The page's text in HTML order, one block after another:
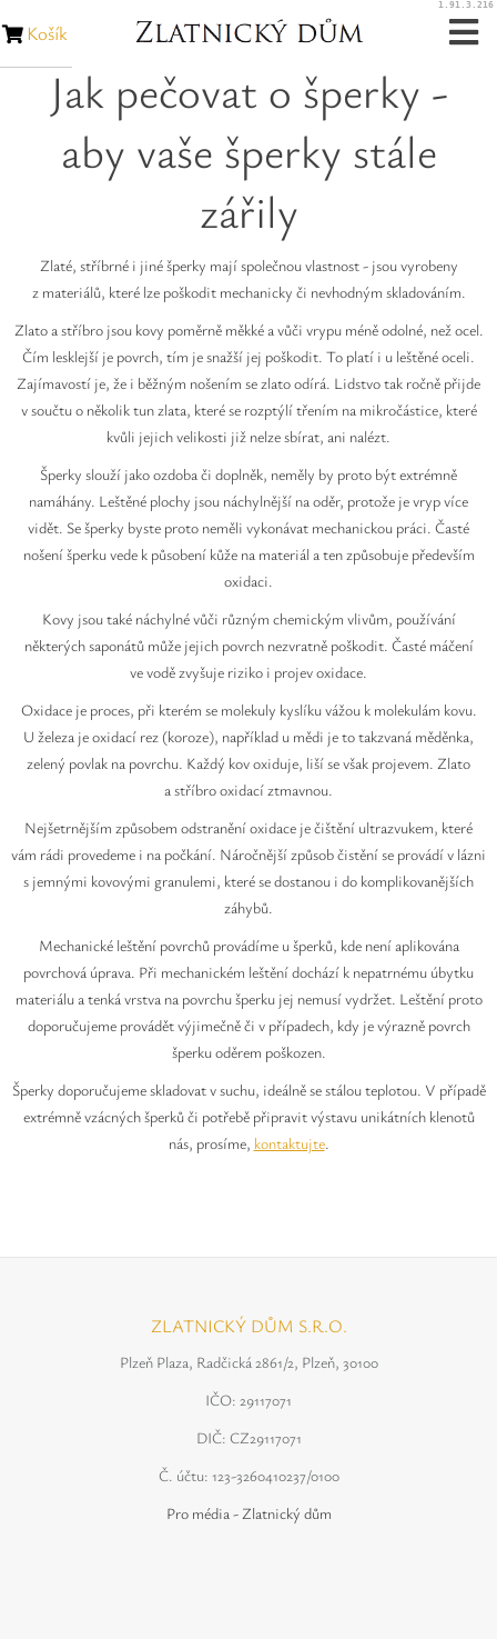
Zásnubní prsteny
Snubní prsteny
Zakázková výroba
Opravy šperků
Opravy hodinek
Diamanty
Rubíny
Safíry
GLI oceňování
Kontakt
Košík
1.91.3.216
Jak pečovat o šperky -
aby vaše šperky stále
zářily
Zlaté, stříbrné i jiné šperky mají společnou vlastnost - jsou vyrobeny
z materiálů, které lze poškodit mechanicky či nevhodným skladováním.
Zlato a stříbro jsou kovy poměrně měkké a vůči vrypu méně odolné, než ocel.
Čím lesklejší je povrch, tím je snažší jej poškodit. To platí i u leštěné oceli.
Zajímavostí je, že i běžným nošením se zlato odírá. Lidstvo tak ročně přijde
v součtu o několik tun zlata, které se rozptýlí třením na mikročástice, které
kvůli jejich velikosti již nelze sbírat, ani nalézt.
Šperky slouží jako ozdoba či doplněk, neměly by proto být extrémně
namáhány. Leštěné plochy jsou náchylnější na oděr, protože je vryp více
vidět. Se šperky byste proto neměli vykonávat mechanickou práci. Časté
nošení šperku vede k působení kůže na materiál a ten způsobuje především
oxidaci.
Kovy jsou také náchylné vůči různým chemickým vlivům, používání
některých saponátů může jejich povrch nezvratně poškodit. Časté máčení
ve vodě zvyšuje riziko i projev oxidace.
Oxidace je proces, při kterém se molekuly kyslíku vážou k molekulám kovu.
U železa je oxidací rez (koroze), například u mědi je to takzvaná měděnka,
zelený povlak na povrchu. Každý kov oxiduje, liší se však projevem. Zlato
a stříbro oxidací ztmavnou.
Nejšetrnějším způsobem odstranění oxidace je čištění ultrazvukem, které
vám rádi provedeme i na počkání. Náročnější způsob čistění se provádí v lázni
s jemnými kovovými granulemi, které se dostanou i do komplikovanějších
záhybů.
Mechanické leštění povrchů provádíme u šperků, kde není aplikována
povrchová úprava. Při mechanickém leštění dochází k nepatrnému úbytku
materiálu a tenká vrstva na povrchu šperku jej nemusí vydržet. Leštění proto
doporučujeme provádět výjimečně či v případech, kdy je výrazně povrch
šperku oděrem poškozen.
Šperky doporučujeme skladovat v suchu, ideálně se stálou teplotou. V případě
extrémně vzácných šperků či potřebě připravit výstavu unikátních klenotů
nás, prosíme, kontaktujte.
ZLATNICKÝ DŮM S.R.O.
Plzeň Plaza, Radčická 2861/2, Plzeň, 30100
IČO: 29117071
DIČ: CZ29117071
Č. účtu: 123-3260410237/0100
Pro média - Zlatnický dům